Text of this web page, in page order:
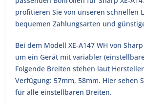
profitieren Sie von unseren schnellen
bequemen Zahlungsarten und
Bei dem Modell XE-A147 WH von
um ein Gerät mit variabler
Folgende Breiten stehen laut
Verfügung: 57mm, 58mm. Hier sehen
für alle einstellbaren Breiten.